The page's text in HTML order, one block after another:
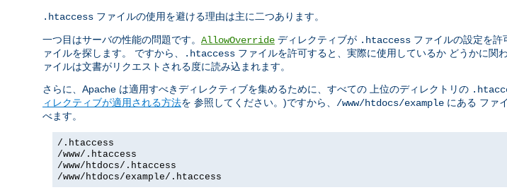
.htaccess ファイルの使用を避ける理由は主に二つあります。
一つ目はサーバの性能の問題です。 AllowOverride ディレクティブが .htaccess ファイルの設定を
ァイルを探します。 ですから、
.htaccess ファイルを許可すると、実際に使用しているか どうかに関
ァイルは文書がリクエストされる度に読み込まれます。
さらに、Apache は適用すべきディレクティブを集めるために、すべての 上位のディレクトリの
ィレクティブが適用される方法を 参照してください。)ですから、 /www/htdocs/example にある ファ
べます。
/.htaccess
/www/.htaccess
/www/htdocs/.htaccess
/www/htdocs/example/.htaccess